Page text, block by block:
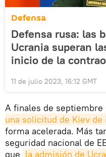
Defensa
Defensa rusa: las
Ucrania superan
inicio de la
11 de julio 2023, 16:12 GMT
A finales de septiembre
una solicitud de Kiev de
forma acelerada. Más
seguridad nacional de
que la admisión de